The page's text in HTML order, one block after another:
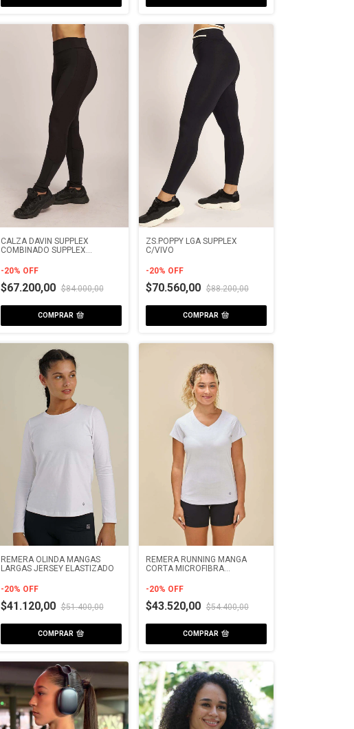
CALZA DAVIN SUPPLEX
COMBINADO SUPPLEX
-20% OFF
$67.200,00 $84.000,00
COMPRAR
ZS.POPPY LGA SUPPLEX
C/VIVO
-20% OFF
$70.560,00 $88.200,00
COMPRAR
REMERA OLINDA MANGAS
LARGAS JERSEY ELASTIZADO
-20% OFF
$41.120,00 $51.400,00
COMPRAR
REMERA RUNNING MANGA
CORTA MICROFIBRA
-20% OFF
$43.520,00 $54.400,00
COMPRAR